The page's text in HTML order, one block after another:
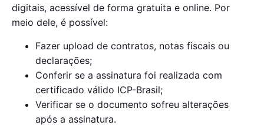
digitais, acessível de forma gratuita e online. Por
meio dele, é possível:
Fazer upload de contratos, notas fiscais ou
declarações;
Conferir se a assinatura foi realizada com
certificado válido ICP-Brasil;
Verificar se o documento sofreu alterações
após a assinatura.